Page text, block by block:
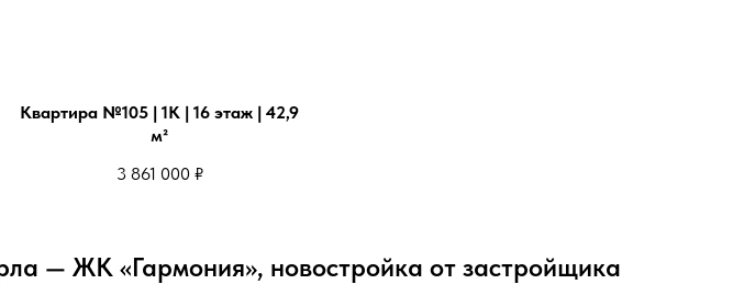
Квартира №105 | 1К | 16 этаж | 42,9
м²
3 861 000 ₽
— ЖК «Гармония», новостройка от застройщика